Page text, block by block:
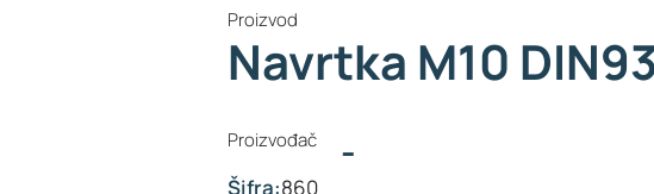
Proizvod
Navrtka M10
Proizvođač -
Šifra:860